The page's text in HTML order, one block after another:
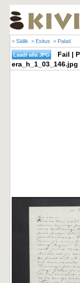
> Säilik > Esitus > Palad
Fail |
era_h_1_03_146.jpg